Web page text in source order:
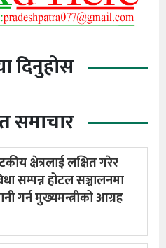
दिनुहोस
समाचार
क्षेत्रलाई लक्षित गरेर
सम्पन्न होटल सञ्चालनमा
गर्न मुख्यमन्त्रीको आग्रह